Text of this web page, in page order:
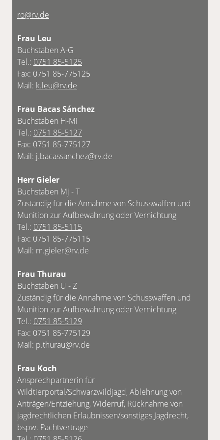
ro@rv.de
Frau Leu
Buchstaben A-G
Tel.: 0751 85-5125
Fax: 0751 85-775125
Mail: k.leu@rv.de
Frau Bacas Sánchez
Buchstaben H-Mi
Tel.: 0751 85-5127
Fax: 0751 85-775127
Mail: j.bacassanchez@rv.de
Herr Gieler
Buchstaben Mj - T
Zuständig für die Annahme von Schusswaffen und
Munition zur Aufbewahrung oder Vernichtung
Tel.: 0751 85-5115
Fax: 0751 85-775115
Mail: m.gieler@rv.de
Frau Thurau
Buchstaben U - Z
Zuständig für die Annahme von Schusswaffen und
Munition zur Aufbewahrung oder Vernichtung
Tel.: 0751 85-5129
Fax: 0751 85-775129
Mail: p.thurau@rv.de
Frau Koch
Ansprechpartnerin für
Wildtierportal/Schwarzwildjagd, Ablehnung von
Anträgen/Entziehung, Widerruf, Rücknahme von
jagdrechtlichen Erlaubnissen/sonstiges Jagdrecht,
bspw. Pachtverträge